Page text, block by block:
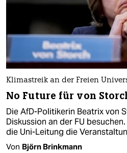
Klimastreik an der Freien
No Future für von
Die AfD-Politikerin Beatrix von
Diskussion an der FU
die Uni-Leitung die
Von Björn Brinkmann